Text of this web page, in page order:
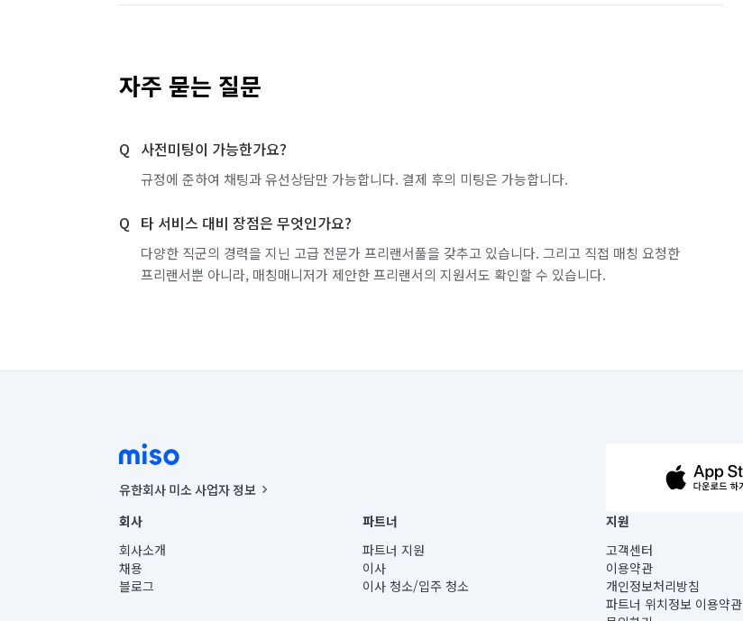
자주 묻는 질문
사전미팅이 가능한가요?
규정에 준하여 채팅과 유선상담만 가능합니다. 결제 후의 미팅은 가능합니다.
타 서비스 대비 장점은 무엇인가요?
다양한 직군의 경력을 지닌 고급 전문가 프리랜서풀을 갖추고 있습니다. 그리고 직접 매칭 요청한
프리랜서뿐 아니라, 매칭매니저가 제안한 프리랜서의 지원서도 확인할 수 있습니다.
유한회사 미소 사업자 정보
사업자등록번호 : 291-87-00271 | 인허가번호 : 2016-3220163-14-5-00019 |
통신판매신고번호 : 2024-서울종로-1400(공정거래위원회 정보) |
대표이사 : CHING VICTOR COLUMBIA RHEE
주소 | 본사: 서울특별시 종로구 율곡로 6(중학동, 트윈트리빌딩) B동 5층
컨택센터 : 서울특별시 종로구 수송동 율곡로 24, 7층, 8층 미소
회사
회사소개
채용
블로그
파트너
파트너 지원
이사
이사 청소/입주 청소
지원
고객센터
이용약관
개인정보처리방침
파트너 위치정보 이용약관